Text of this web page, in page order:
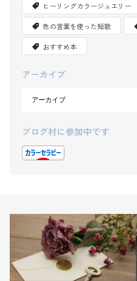
ヒーリングカラージュエリー
色の言葉を使った短歌
おすすめ本
アーカイブ
ブログ村に参加中です